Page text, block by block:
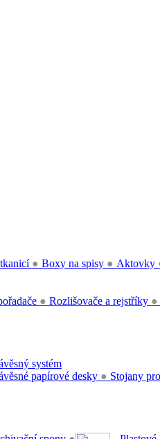
● Boxy na spisy ● Aktovky
● Rozlišovače a rejstříky ●
systém
papírové desky ● Stojany